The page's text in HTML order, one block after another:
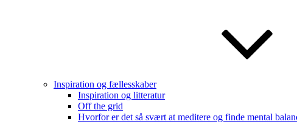
Inspiration og fællesskaber
Inspiration og litteratur
Off the grid
Hvorfor er det så svært at meditere og finde mental